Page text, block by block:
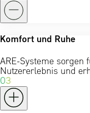
Komfort und Ruhe
ARE-Systeme sorgen
Nutzererlebnis und
03